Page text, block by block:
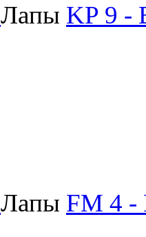
Лапы KP 9 -
Лапы FM 4 -